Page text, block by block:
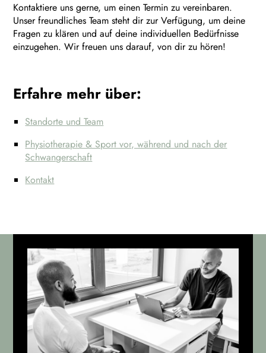
Kontaktiere uns gerne, um einen Termin zu vereinbaren.
Unser freundliches Team steht dir zur Verfügung, um deine
Fragen zu klären und auf deine individuellen Bedürfnisse
einzugehen. Wir freuen uns darauf, von dir zu hören!
Erfahre mehr über:
Standorte und Team
Physiotherapie & Sport vor, während und nach der
Schwangerschaft
Kontakt